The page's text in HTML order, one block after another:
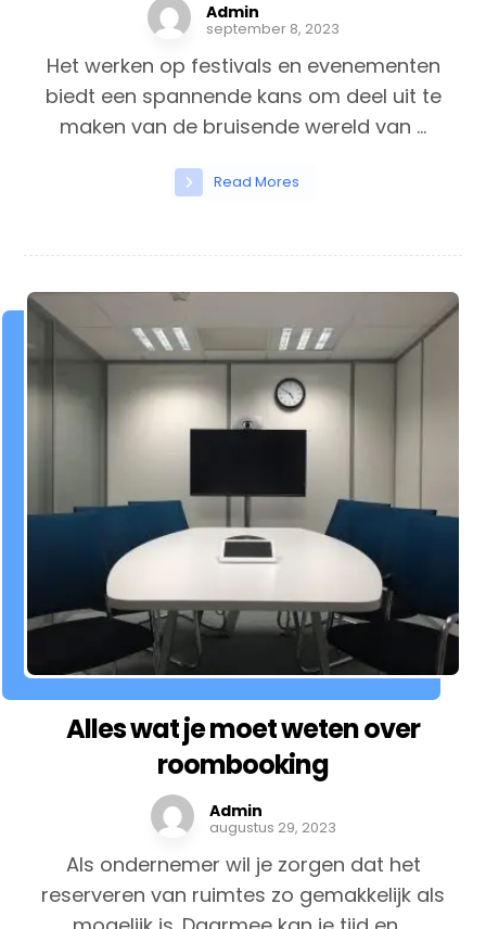
Admin
september 8, 2023
Het werken op festivals en evenementen
biedt een spannende kans om deel uit te
maken van de bruisende wereld van ...
Read Mores
Alles wat je moet weten over
roombooking
Admin
augustus 29, 2023
Als ondernemer wil je zorgen dat het
reserveren van ruimtes zo gemakkelijk als